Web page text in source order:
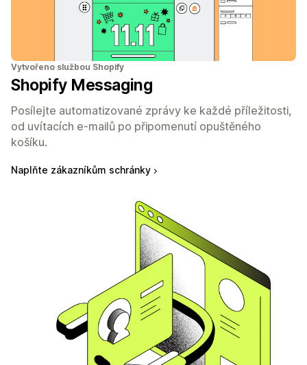
Vytvořeno službou Shopify
Shopify Messaging
Posílejte automatizované zprávy ke každé příležitosti,
od uvítacích e-mailů po připomenutí opuštěného
košíku.
Naplňte zákazníkům schránky